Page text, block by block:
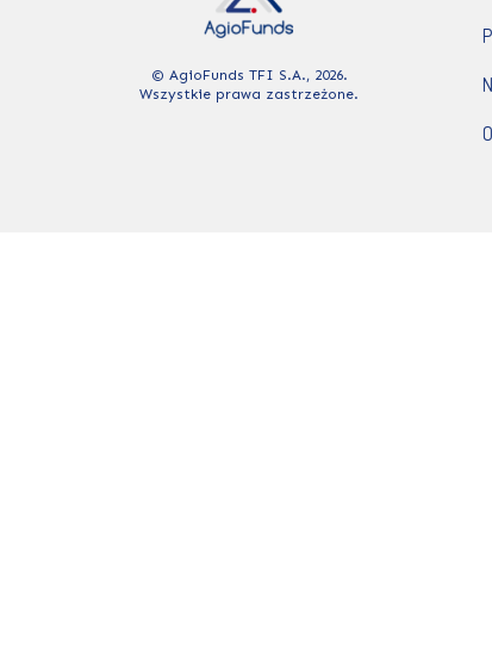
© AgioFunds TFI S.A., 2026.
Wszystkie prawa zastrzeżone.